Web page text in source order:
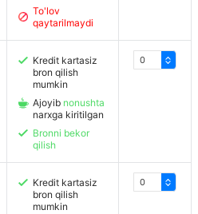
To'lov
qaytarilmaydi
Kredit kartasiz
bron qilish
mumkin
Ajoyib nonushta
narxga kiritilgan
Bronni bekor
qilish
Kredit kartasiz
bron qilish
mumkin